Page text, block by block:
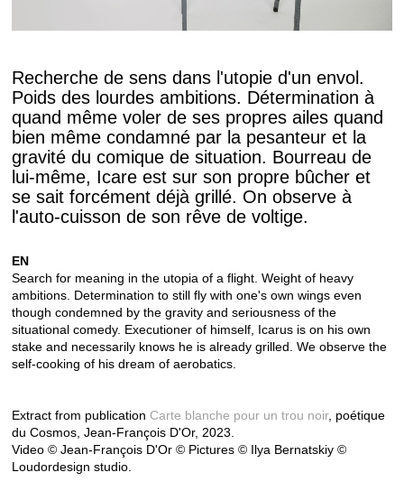
Recherche de sens dans l'utopie d'un envol.
Poids des lourdes ambitions. Détermination à
quand même voler de ses propres ailes quand
bien même condamné par la pesanteur et la
gravité du comique de situation. Bourreau de
lui-même, Icare est sur son propre bûcher et
se sait forcément déjà grillé. On observe à
l'auto-cuisson de son rêve de voltige.
EN
Search for meaning in the utopia of a flight. Weight of heavy
ambitions. Determination to still fly with one's own wings even
though condemned by the gravity and seriousness of the
situational comedy. Executioner of himself, Icarus is on his own
stake and necessarily knows he is already grilled. We observe the
self-cooking of his dream of aerobatics.
Extract from publication Carte blanche pour un trou noir, poétique
du Cosmos, Jean-François D'Or, 2023.
Video © Jean-François D'Or © Pictures © Ilya Bernatskiy ©
Loudordesign studio.